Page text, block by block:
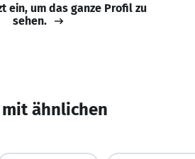
ein, um das ganze Profil zu
sehen.
ähnlichen